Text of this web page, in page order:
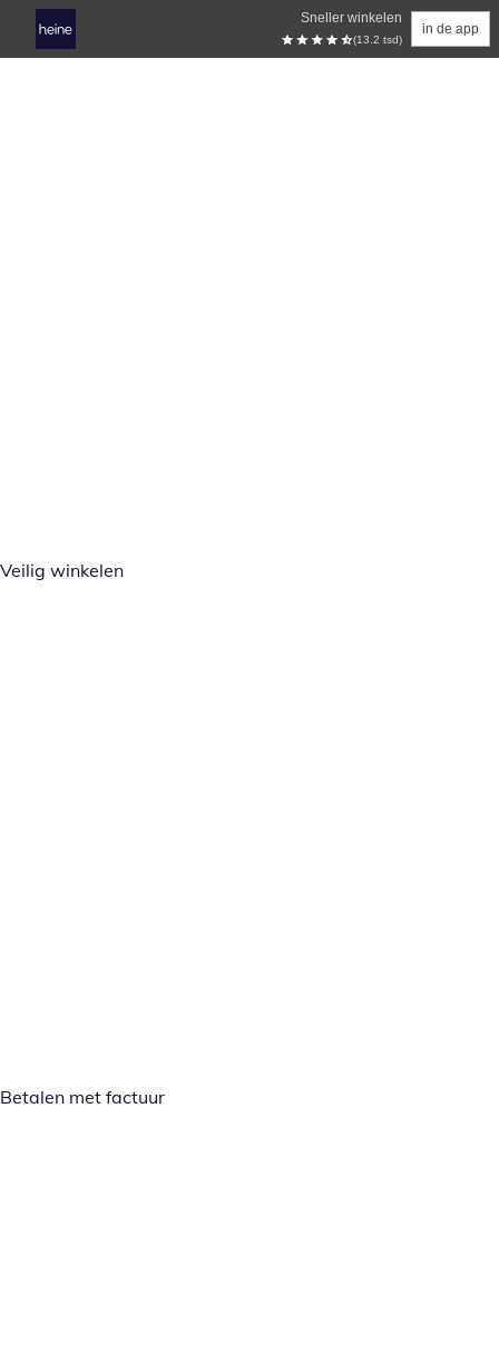
Sneller winkelen
(13.2 tsd)
in de app
Veilig winkelen
Betalen met factuur